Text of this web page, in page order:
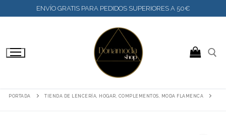
ENVÍO GRATIS PARA PEDIDOS SUPERIORES A 50€
PORTADA TIENDA DE LENCERÍA, HOGAR, COMPLEMENTOS, MODA FLAMENCA